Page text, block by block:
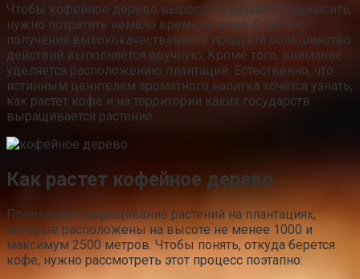
Чтобы кофейное дерево выросло и начало плодоносить,
нужно потратить немало времени и сил. С целью
получения высококачественного продукта большинство
действий выполняется вручную. Кроме того, внимание
уделяется расположению плантаций. Естественно, что
истинным ценителям ароматного напитка хочется узнать,
как растет кофе и на территории каких государств
выращивается растение.
Как растет кофейное дерево
Производят выращивание растений на плантациях,
которые расположены на высоте не менее 1000 и
максимум 2500 метров. Чтобы понять, откуда берется
кофе, нужно рассмотреть этот процесс поэтапно: